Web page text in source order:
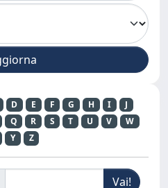
D E F G H I
J
Q R S T U V
W
Y Z